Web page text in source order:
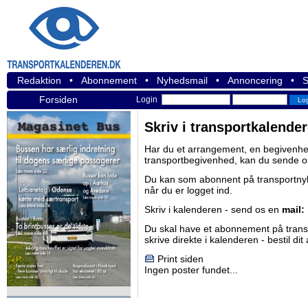
Redaktion • Abonnement • Nyhedsmail • Annoncering •
Forsiden
Login
Skriv i
Har du et arrangement, en
transportbegivenhed, kan du sende
Du kan som abonnent på
når du er logget ind.
Skriv i kalenderen - send os en mail:
Du skal have et abonnement på
skrive direkte i kalenderen - bestil dit
Print siden
Ingen poster fundet...